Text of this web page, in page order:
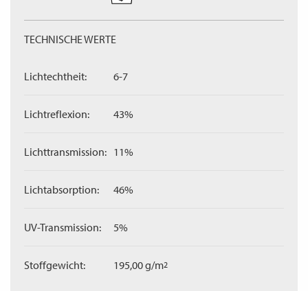
TECHNISCHE WERTE
Lichtechtheit: 6-7
Lichtreflexion: 43%
Lichttransmission: 11%
Lichtabsorption: 46%
UV-Transmission: 5%
Stoffgewicht: 195,00 g/m2